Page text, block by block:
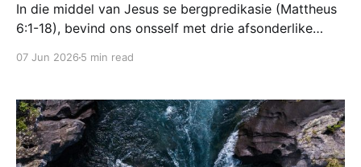
In die middel van Jesus se bergpredikasie (Mattheus
6:1-18), bevind ons onsself met drie afsonderlike
07 Jun 2026 5 min read